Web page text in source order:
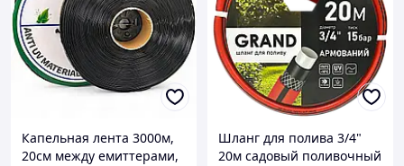
Капельная лента 3000м,
20см между емиттерами,
Шланг для полива 3/4"
20м садовый поливочный